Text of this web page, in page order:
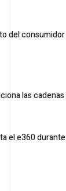
del
las
el e360